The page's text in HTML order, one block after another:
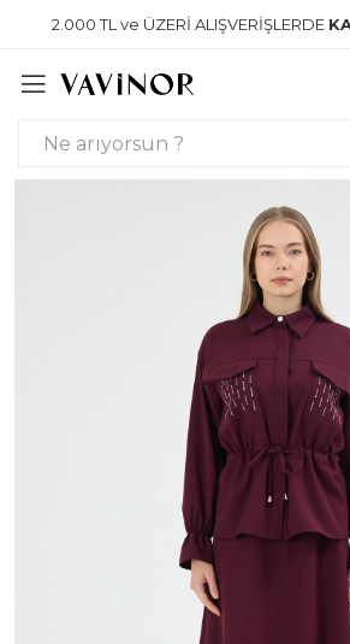
2.000 TL ve ÜZERİ ALIŞVERİŞLERDE